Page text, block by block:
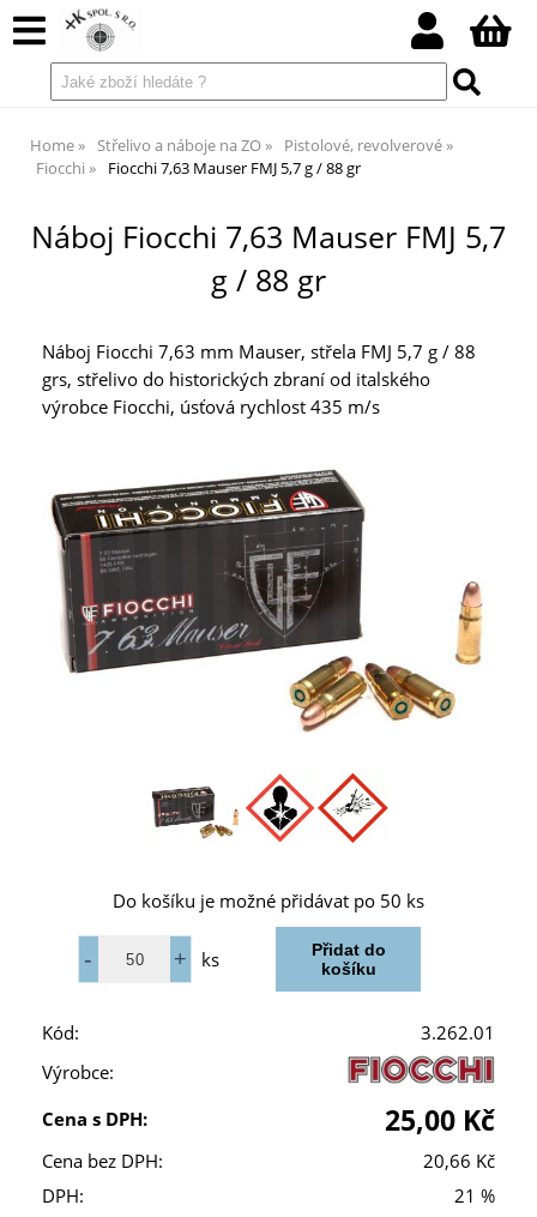
Home Střelivo a náboje na ZO
Pistolové, revolverové
Fiocchi
Fiocchi 7,63 Mauser FMJ 5,7 g / 88 gr
Náboj Fiocchi 7,63 Mauser FMJ 5,7
g / 88 gr
Náboj Fiocchi 7,63 mm Mauser, střela FMJ 5,7 g / 88
grs, střelivo do historických zbraní od italského
výrobce Fiocchi, úsťová rychlost 435 m/s
Do košíku je možné přidávat po 50 ks
ks
Kód:
3.262.01
Výrobce:
Cena s DPH:
25,00 Kč
Cena bez DPH:
20,66 Kč
DPH:
21 %